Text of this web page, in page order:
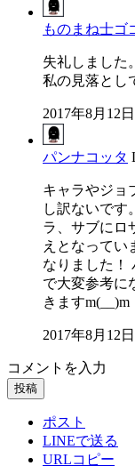
ものまね士ゴ
失礼しました
私の見落とし
2017年8月12
パンナコッタ
キャラやジョ
し訳ないです
ラ、サブにロ
えとなってい
なりました！
で大変参考に
きますm(__)m
2017年8月12
コメントを入力
投稿
ポスト
LINEで送る
URLコピー